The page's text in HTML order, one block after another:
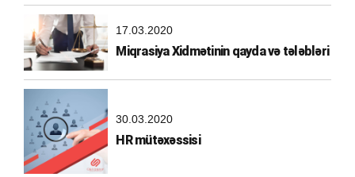
17.03.2020
Miqrasiya Xidmətinin qayda və tələbləri
30.03.2020
HR mütəxəssisi